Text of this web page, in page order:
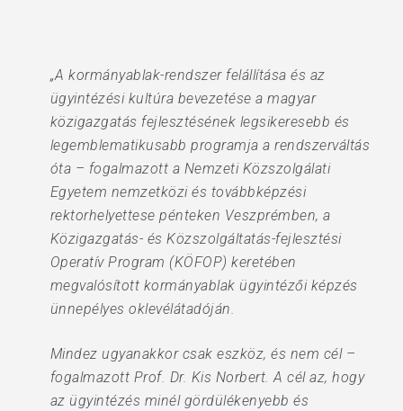
„A kormányablak-rendszer felállítása és az
ügyintézési kultúra bevezetése a magyar
közigazgatás fejlesztésének legsikeresebb és
legemblematikusabb programja a rendszerváltás
óta – fogalmazott a Nemzeti Közszolgálati
Egyetem nemzetközi és továbbképzési
rektorhelyettese pénteken Veszprémben, a
Közigazgatás- és Közszolgáltatás-fejlesztési
Operatív Program (KÖFOP) keretében
megvalósított kormányablak ügyintézői képzés
ünnepélyes oklevélátadóján.
Mindez ugyanakkor csak eszköz, és nem cél –
fogalmazott Prof. Dr. Kis Norbert. A cél az, hogy
az ügyintézés minél gördülékenyebb és